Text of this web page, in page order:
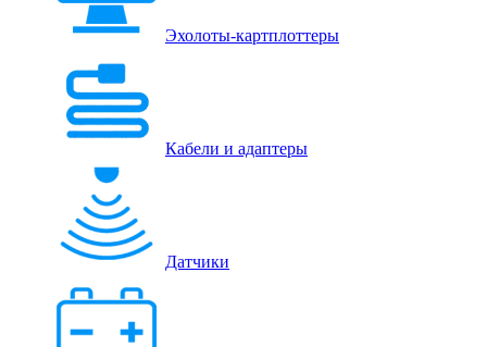
Эхолоты-картплоттеры
Кабели и адаптеры
Датчики